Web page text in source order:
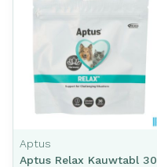
Aptus
Aptus Relax Kauwtabl 30